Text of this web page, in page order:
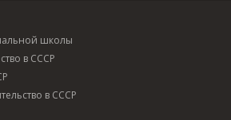
школы
в СССР
в СССР